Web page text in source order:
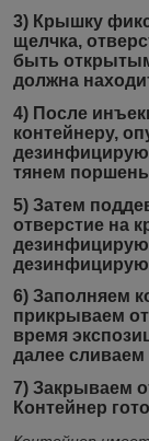
3) Крышку
щелчка,
быть
должна
4) После
контейнеру,
тянем
5) Затем
отверстие на
6) Заполняем
прикрываем
время
далее сливаем
7) Закрываем
Контейнер